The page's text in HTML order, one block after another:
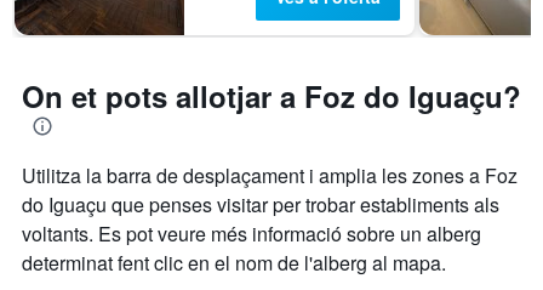
On et pots allotjar a Foz do Iguaçu?
Utilitza la barra de desplaçament i amplia les zones a Foz
do Iguaçu que penses visitar per trobar establiments als
voltants. Es pot veure més informació sobre un alberg
determinat fent clic en el nom de l'alberg al mapa.